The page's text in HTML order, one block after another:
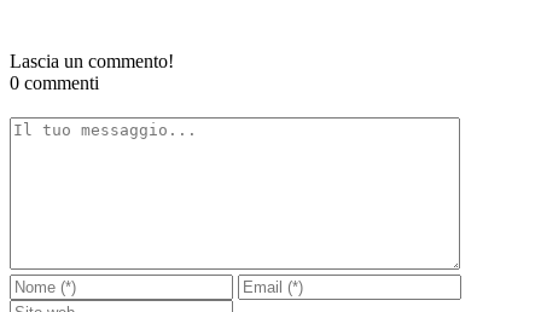
Lascia un commento!
0 commenti